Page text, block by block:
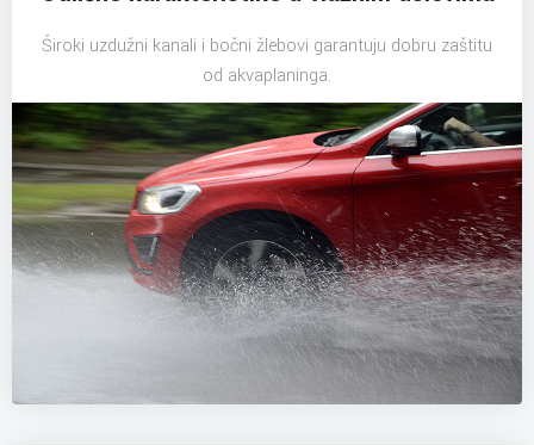
Široki uzdužni kanali i bočni žlebovi garantuju dobru zaštitu
od akvaplaninga.